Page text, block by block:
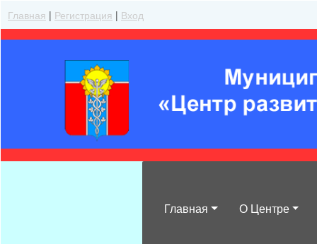
Главная | Регистрация | Вход
Главная О Центре